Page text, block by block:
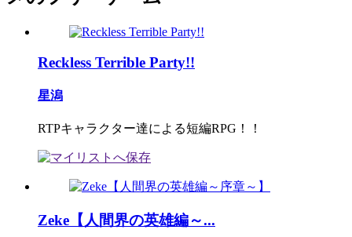
Reckless Terrible Party!!
星潟
RTPキャラクター達による短編RPG！！
Zeke【人間界の英雄編～...